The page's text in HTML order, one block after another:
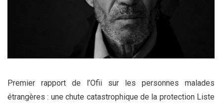
Premier rapport de l’Ofii sur les personnes malades
étrangères : une chute catastrophique de la protection Liste